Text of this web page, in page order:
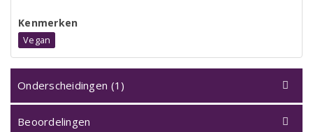
Kenmerken
Vegan
Onderscheidingen (1)
Beoordelingen